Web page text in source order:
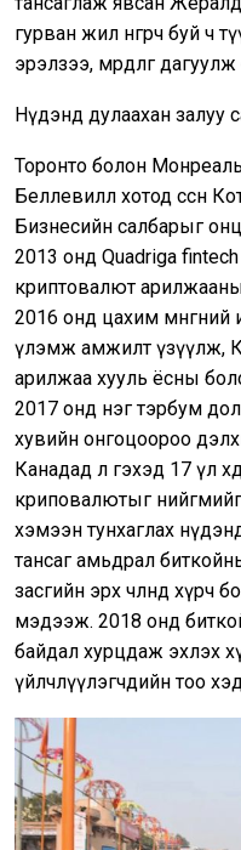
гурван жил өнгөрч буй ч
эрэлзээ, мөрдлөг дагуулж
Нүдэнд дулаахан залуу
Торонто болон
Беллевилл хотод өссөн
Бизнесийн салбарыг
2013 онд Quadriga
криптовалют
2016 онд цахим мөнгөний
үлэмж амжилт үзүүлж,
арилжаа хууль ёсны
2017 онд нэг тэрбум
хувийн онгоцоороо
Канадад л гэхэд 17 үл
криповалютыг нийгмийг
хэмээн тунхаглах
тансаг амьдрал
засгийн эрх чөлөөнд хүрч
мэдээж. 2018 онд
байдал хурцдаж эхлэх
үйлчлүүлэгчдийн тоо